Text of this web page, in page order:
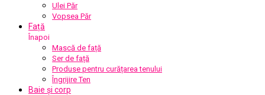
Ulei Păr
Vopsea Păr
Față
Înapoi
Mască de față
Ser de față
Produse pentru curățarea tenului
Îngrijire Ten
Baie și corp